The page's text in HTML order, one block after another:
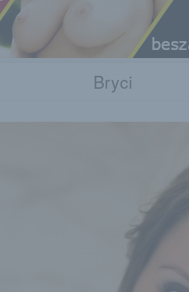
Bryci